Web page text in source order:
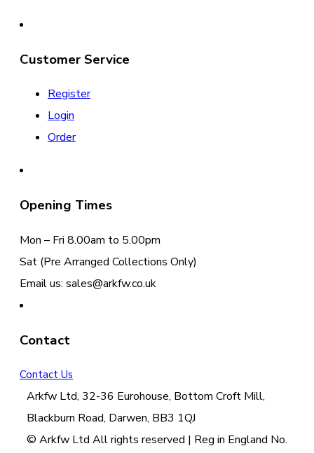
Customer Service
Register
Login
Order
Opening Times
Mon – Fri 8.00am to 5.00pm
Sat (Pre Arranged Collections Only)
Email us: sales@arkfw.co.uk
Contact
Contact Us
Arkfw Ltd, 32-36 Eurohouse, Bottom Croft Mill,
Blackburn Road, Darwen, BB3 1QJ
© Arkfw Ltd All rights reserved | Reg in England No.